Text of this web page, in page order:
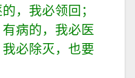
，我必领回；
病的，我必医
必除灭，也要